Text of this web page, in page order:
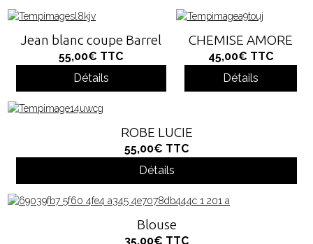
Jean blanc coupe Barrel
55,00€ TTC
Détails
CHEMISE AMORE
45,00€ TTC
Détails
ROBE LUCIE
55,00€ TTC
Détails
Blouse
35,00€ TTC